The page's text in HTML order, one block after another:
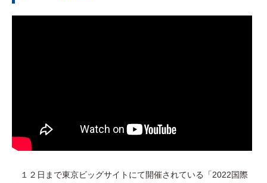
１２日まで東京ビッグサイトにて開催されている「2022国際